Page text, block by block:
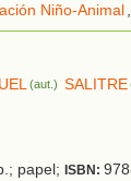
Niño-Animal,
(aut.) SALITRE
papel; ISBN: